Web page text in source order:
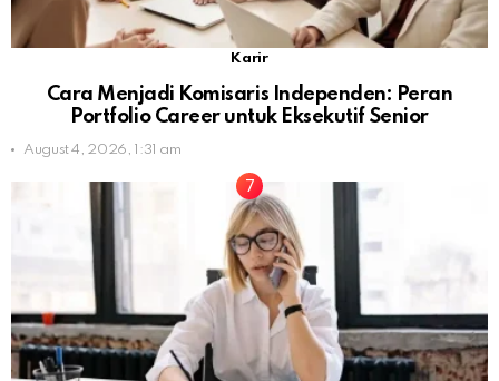
Karir
Cara Menjadi Komisaris Independen: Peran
Portfolio Career untuk Eksekutif Senior
August 4, 2026, 1:31 am